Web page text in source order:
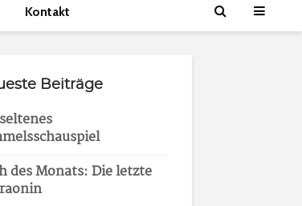
Kontakt
Beiträge
des Monats: Die letzte